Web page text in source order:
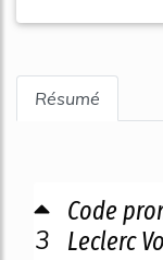
Résumé
3
Code
Leclerc